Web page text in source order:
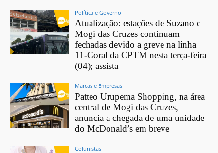
Política e Governo
Atualização: estações de Suzano e
Mogi das Cruzes continuam
fechadas devido a greve na linha
11-Coral da CPTM nesta terça-feira
(04); assista
Marcas e Empresas
Patteo Urupema Shopping, na área
central de Mogi das Cruzes,
anuncia a chegada de uma unidade
do McDonald’s em breve
Colunistas